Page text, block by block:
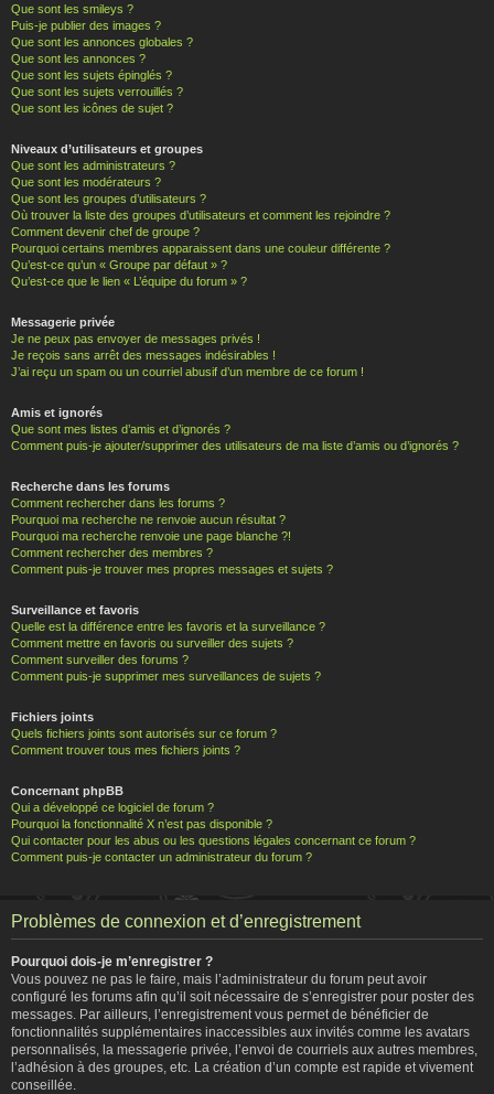
Que sont les smileys ?
Puis-je publier des images ?
Que sont les annonces globales ?
Que sont les annonces ?
Que sont les sujets épinglés ?
Que sont les sujets verrouillés ?
Que sont les icônes de sujet ?
Niveaux d’utilisateurs et groupes
Que sont les administrateurs ?
Que sont les modérateurs ?
Que sont les groupes d’utilisateurs ?
Où trouver la liste des groupes d’utilisateurs et comment les rejoindre ?
Comment devenir chef de groupe ?
Pourquoi certains membres apparaissent dans une couleur différente ?
Qu’est-ce qu’un « Groupe par défaut » ?
Qu’est-ce que le lien « L’équipe du forum » ?
Messagerie privée
Je ne peux pas envoyer de messages privés !
Je reçois sans arrêt des messages indésirables !
J’ai reçu un spam ou un courriel abusif d’un membre de ce forum !
Amis et ignorés
Que sont mes listes d’amis et d’ignorés ?
Comment puis-je ajouter/supprimer des utilisateurs de ma liste d’amis ou d’ignorés ?
Recherche dans les forums
Comment rechercher dans les forums ?
Pourquoi ma recherche ne renvoie aucun résultat ?
Pourquoi ma recherche renvoie une page blanche ?!
Comment rechercher des membres ?
Comment puis-je trouver mes propres messages et sujets ?
Surveillance et favoris
Quelle est la différence entre les favoris et la surveillance ?
Comment mettre en favoris ou surveiller des sujets ?
Comment surveiller des forums ?
Comment puis-je supprimer mes surveillances de sujets ?
Fichiers joints
Quels fichiers joints sont autorisés sur ce forum ?
Comment trouver tous mes fichiers joints ?
Concernant phpBB
Qui a développé ce logiciel de forum ?
Pourquoi la fonctionnalité X n’est pas disponible ?
Qui contacter pour les abus ou les questions légales concernant ce forum ?
Comment puis-je contacter un administrateur du forum ?
Problèmes de connexion et d’enregistrement
Pourquoi dois-je m’enregistrer ?
Vous pouvez ne pas le faire, mais l’administrateur du forum peut avoir
configuré les forums afin qu’il soit nécessaire de s’enregistrer pour poster des
messages. Par ailleurs, l’enregistrement vous permet de bénéficier de
fonctionnalités supplémentaires inaccessibles aux invités comme les avatars
personnalisés, la messagerie privée, l’envoi de courriels aux autres membres,
l’adhésion à des groupes, etc. La création d’un compte est rapide et vivement
conseillée.